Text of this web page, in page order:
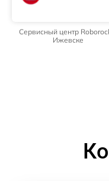
Сервисный центр
Ижевске